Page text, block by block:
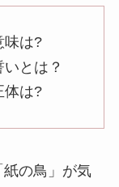
味は?
とは？
体は?
の鳥」が気